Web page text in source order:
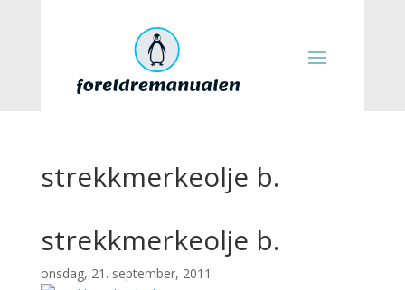
strekkmerkeolje b.
strekkmerkeolje b.
onsdag, 21. september, 2011